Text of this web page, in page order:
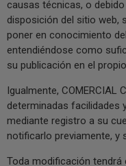
causas técnicas, o
disposición del sitio web,
poner en conocimiento
entendiéndose como
su publicación en el
Igualmente, COMERCIAL
determinadas facilidades
mediante registro a su
notificarlo previamente, y
Toda modificación